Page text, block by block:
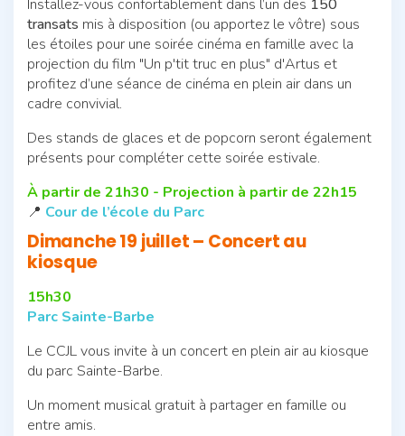
Installez-vous confortablement dans l’un des 150
transats mis à disposition (ou apportez le vôtre) sous
les étoiles pour une soirée cinéma en famille avec la
projection du film "Un p'tit truc en plus" d'Artus et
profitez d’une séance de cinéma en plein air dans un
cadre convivial.
Des stands de glaces et de popcorn seront également
présents pour compléter cette soirée estivale.
À partir de 21h30 - Projection à partir de 22h15
📍 Cour de l’école du Parc
Dimanche 19 juillet – Concert au
kiosque
15h30
Parc Sainte-Barbe
Le CCJL vous invite à un concert en plein air au kiosque
du parc Sainte-Barbe.
Un moment musical gratuit à partager en famille ou
entre amis.